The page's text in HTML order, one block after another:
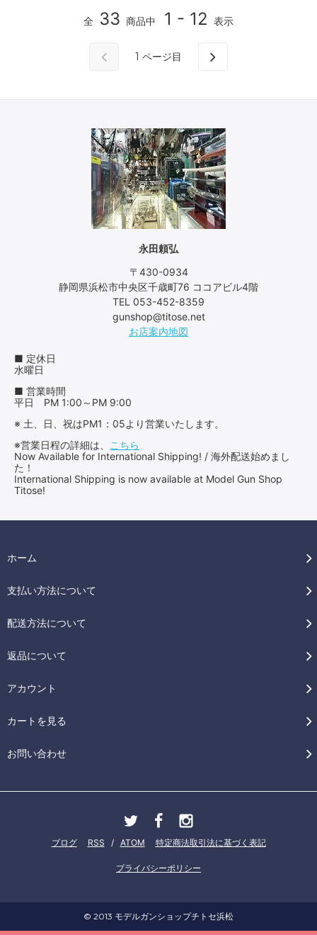
全 33 商品中 1 - 12 表示
1 ページ目
永田頼弘
〒430-0934
静岡県浜松市中央区千歳町76 ココアビル4階
TEL 053-452-8359
gunshop@titose.net
お店案内地図
■ 定休日
水曜日
■ 営業時間
平日 PM 1:00～PM 9:00
※ 土、日、祝はPM1：05より営業いたします。
※営業日程の詳細は、
こちら
Now Available for International Shipping! / 海外配送始めまし
た！
International Shipping is now available at Model Gun Shop
Titose!
ホーム
支払い方法について
配送方法について
返品について
アカウント
カートを見る
お問い合わせ
ブログ RSS / ATOM 特定商法取引法に基づく表記
プライバシーポリシー
© 2013 モデルガンショップチトセ浜松